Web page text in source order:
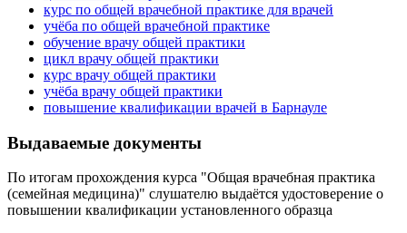
курс по общей врачебной практике для врачей
учёба по общей врачебной практике
обучение врачу общей практики
цикл врачу общей практики
курс врачу общей практики
учёба врачу общей практики
повышение квалификации врачей в Барнауле
Выдаваемые документы
По итогам прохождения курса "Общая врачебная практика
(семейная медицина)" слушателю выдаётся удостоверение о
повышении квалификации установленного образца